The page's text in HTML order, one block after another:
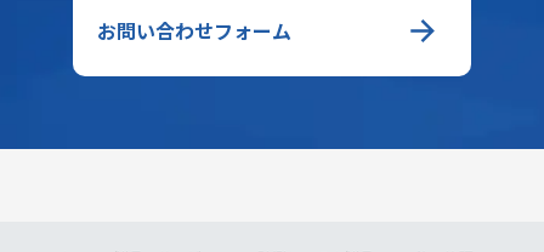
お問い合わせフォーム